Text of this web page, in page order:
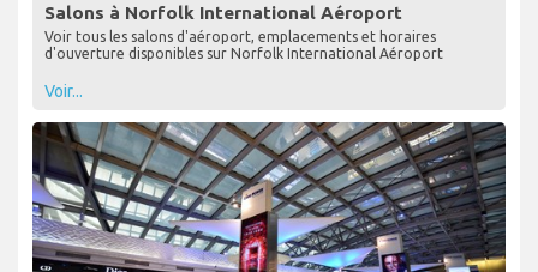
Salons à Norfolk International Aéroport
Voir tous les salons d'aéroport, emplacements et horaires
d'ouverture disponibles sur Norfolk International Aéroport
Voir...